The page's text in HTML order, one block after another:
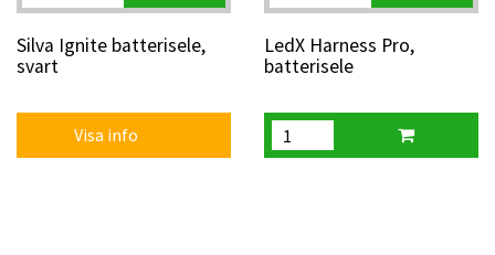
Silva Ignite batterisele,
svart
Visa info
LedX Harness Pro,
batterisele